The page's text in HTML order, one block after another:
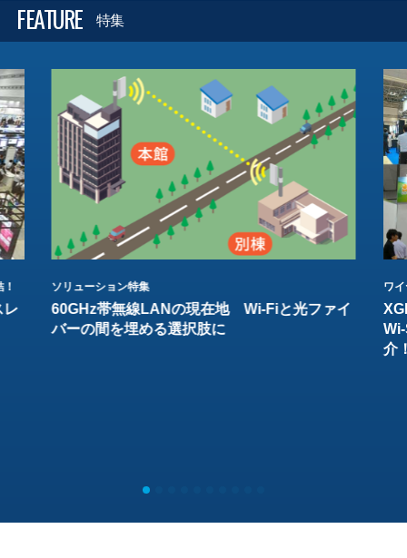
FEATURE 特集
レ
ソリューション特集
60GHz帯無線LANの現在地 Wi-Fiと光ファイ
バーの間を埋める選択肢に
ワ
介